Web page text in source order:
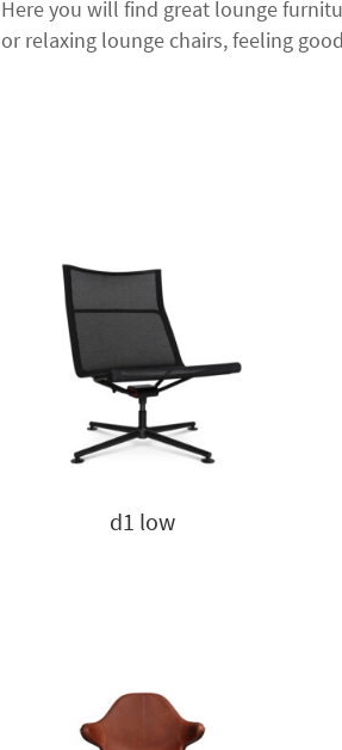
Here you will find great lounge
or relaxing lounge chairs, feeling
d1 low